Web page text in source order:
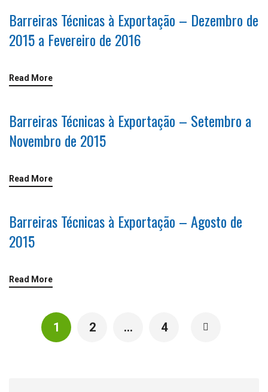
Barreiras Técnicas à Exportação – Dezembro de
2015 a Fevereiro de 2016
Read More
Barreiras Técnicas à Exportação – Setembro a
Novembro de 2015
Read More
Barreiras Técnicas à Exportação – Agosto de
2015
Read More
1 2 … 4